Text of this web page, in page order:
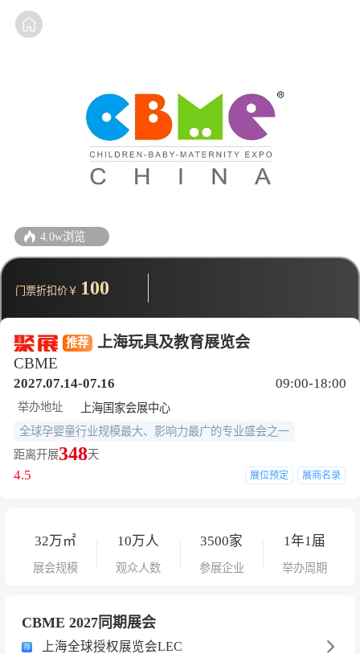
推荐
上海玩具及教育展览会
CBME
2027.07.14-07.16 09:00-18:00
举办地址
上海国家会展中心
全球孕婴童行业规模最大、影响力最广的专业盛会之一
距离开展348天
4.5 展位预定 展商名录
32万㎡
展会规模
10万人
观众人数
3500家
参展企业
1年1届
举办周期
4.0w浏览
门票折扣价￥ 100
CBME 2027同期展会
上海全球授权展览会LEC